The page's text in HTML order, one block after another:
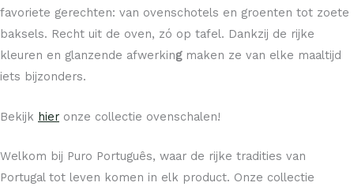
favoriete gerechten: van ovenschotels en groenten tot zoete
baksels. Recht uit de oven, zó op tafel. Dankzij de rijke
kleuren en glanzende afwerkingmaken ze van elke maaltijd
iets bijzonders.
Bekijk hier onze collectie ovenschalen!
Welkom bij Puro Português, waar de rijke tradities van
Portugal tot leven komen in elk product. Onze collectie